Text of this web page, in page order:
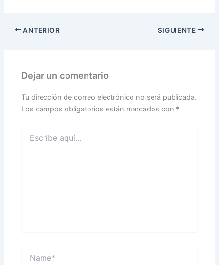
ANTERIOR SIGUIENTE
Dejar un comentario
Tu dirección de correo electrónico no será publicada.
Los campos obligatorios están marcados con *
aquí...